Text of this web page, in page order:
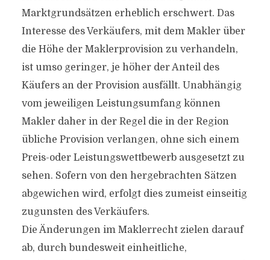
Marktgrundsätzen erheblich erschwert. Das
Interesse des Verkäufers, mit dem Makler über
die Höhe der Maklerprovision zu verhandeln,
ist umso geringer, je höher der Anteil des
Käufers an der Provision ausfällt. Unabhängig
vom jeweiligen Leistungsumfang können
Makler daher in der Regel die in der Region
übliche Provision verlangen, ohne sich einem
Preis-oder Leistungswettbewerb ausgesetzt zu
sehen. Sofern von den hergebrachten Sätzen
abgewichen wird, erfolgt dies zumeist einseitig
zugunsten des Verkäufers.
Die Änderungen im Maklerrecht zielen darauf
ab, durch bundesweit einheitliche,